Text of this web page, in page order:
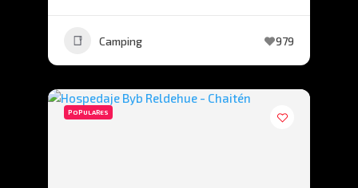
Camping 979
POPULARES